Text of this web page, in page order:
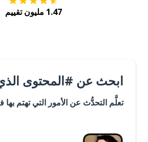
1.47 مليون تقييم
ابحث عن #المحتوى
تعلَّم التحدُّث عن الأمور التي تهتم بها